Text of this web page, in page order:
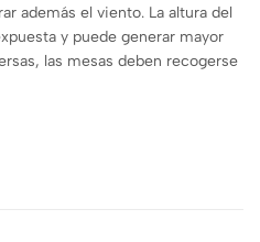
además el viento. La altura del
y puede generar mayor
las mesas deben recogerse